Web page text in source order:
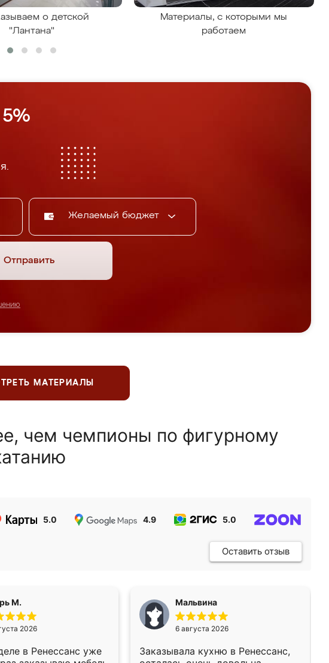
о детской
"Лантана"
Материалы, с которыми мы
работаем
Желаемый бюджет
Отправить
МАТЕРИАЛЫ
чем чемпионы по фигурному
5.0 4.9 5.0
Оставить отзыв
М.
2026
в Ренессанс уже
Мальвина
6 августа 2026
Заказывала кухню в Ренессанс,